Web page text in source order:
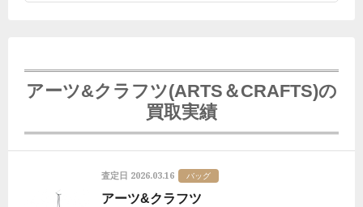
アーツ&クラフツ(ARTS＆CRAFTS)の
買取実績
査定日 2026.03.16 バッグ
アーツ&クラフツ